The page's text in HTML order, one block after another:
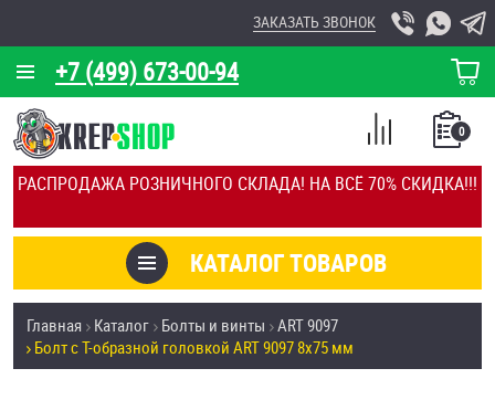
РАСПРОДАЖА РОЗНИЧНОГО СКЛАДА! НА ВСЁ 70% СКИДКА!!!
+7 (499) 673-00-94
ЗАКАЗАТЬ ЗВОНОК
КОРЗИНА
О КОМПАНИИ
КАЛЬКУЛЯТОР
ОТЗЫВЫ
УСЛУГИ
СКИДКИ
КАТАЛОГ ТОВАРОВ
0
СПИСОК
СРАВНЕНИЕ
Товары со скидкой
Анкеры
Главная Каталог Болты и винты ART 9097
Болт с Т-образной головкой ART 9097 8х75 мм